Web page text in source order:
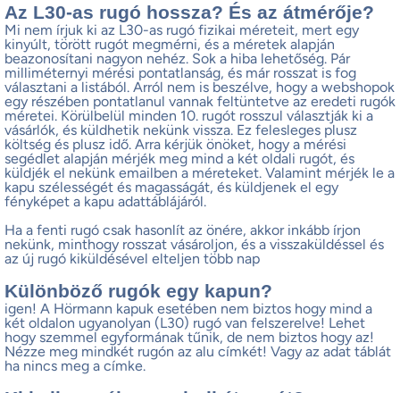
Az L30-as rugó hossza? És az átmérője?
Mi nem írjuk ki az L30-as rugó fizikai méreteit, mert egy
kinyúlt, törött rugót megmérni, és a méretek alapján
beazonosítani nagyon nehéz. Sok a hiba lehetőség. Pár
milliméternyi mérési pontatlanság, és már rosszat is fog
választani a listából. Arról nem is beszélve, hogy a webshopok
egy részében pontatlanul vannak feltüntetve az eredeti rugók
méretei. Körülbelül minden 10. rugót rosszul választják ki a
vásárlók, és küldhetik nekünk vissza. Ez felesleges plusz
költség és plusz idő. Arra kérjük önöket, hogy a mérési
segédlet alapján mérjék meg mind a két oldali rugót, és
küldjék el nekünk emailben a méreteket. Valamint mérjék le a
kapu szélességét és magasságát, és küldjenek el egy
fényképet a kapu adattáblájáról.
Ha a fenti rugó csak hasonlít az önére, akkor inkább írjon
nekünk, minthogy rosszat vásároljon, és a visszaküldéssel és
az új rugó kiküldésével elteljen több nap
Különböző rugók egy kapun?
igen! A Hörmann kapuk esetében nem biztos hogy mind a
két oldalon ugyanolyan (L30) rugó van felszerelve! Lehet
hogy szemmel egyformának tűnik, de nem biztos hogy az!
Nézze meg mindkét rugón az alu címkét! Vagy az adat táblát
ha nincs meg a címke.